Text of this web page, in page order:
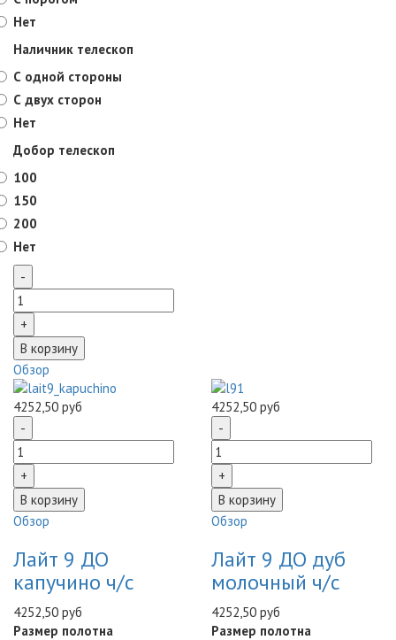
Нет
Наличник телескоп
С одной стороны
С двух сторон
Нет
Добор телескоп
100
150
200
Нет
Обзор
4252,50 руб
Обзор
Лайт 9 ДО
капучино ч/с
4252,50 руб
Размер полотна
4252,50 руб
Обзор
Лайт 9 ДО дуб
молочный ч/с
4252,50 руб
Размер полотна